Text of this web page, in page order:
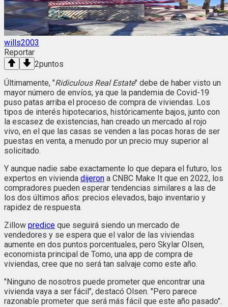
wills2003
Reportar
2puntos
Últimamente, "Ridiculous Real Estate" debe de haber visto un
mayor número de envíos, ya que la pandemia de Covid-19
puso patas arriba el proceso de compra de viviendas. Los
tipos de interés hipotecarios, históricamente bajos, junto con
la escasez de existencias, han creado un mercado al rojo
vivo, en el que las casas se venden a las pocas horas de ser
puestas en venta, a menudo por un precio muy superior al
solicitado.
Y aunque nadie sabe exactamente lo que depara el futuro, los
expertos en vivienda dijeron a CNBC Make It que en 2022, los
compradores pueden esperar tendencias similares a las de
los dos últimos años: precios elevados, bajo inventario y
rapidez de respuesta.
Zillow predice que seguirá siendo un mercado de
vendedores y se espera que el valor de las viviendas
aumente en dos puntos porcentuales, pero Skylar Olsen,
economista principal de Tomo, una app de compra de
viviendas, cree que no será tan salvaje como este año.
"Ninguno de nosotros puede prometer que encontrar una
vivienda vaya a ser fácil", destacó Olsen. "Pero parece
razonable prometer que será más fácil que este año pasado".